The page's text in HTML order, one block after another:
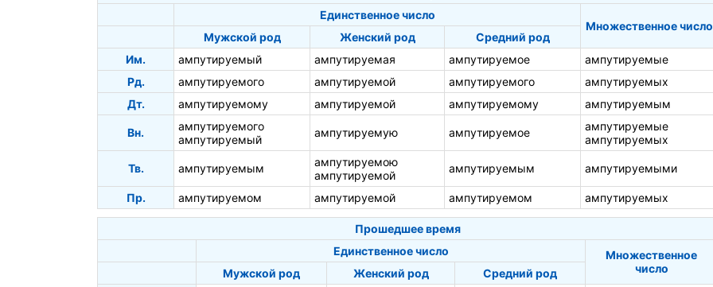
Единственное число
Множественное число
Мужской род
Женский род
Средний род
Им.
ампутируемый ампутируемая ампутируемое
ампутируемые
Рд.
ампутируемого ампутируемой ампутируемого
ампутируемых
Дт.
ампутируемому ампутируемой ампутируемому ампутируемым
Вн.
ампутируемого
ампутируемый
ампутируемую ампутируемое
ампутируемые
ампутируемых
Тв. ампутируемым
ампутируемою
ампутируемой
ампутируемым ампутируемыми
Пр. ампутируемом ампутируемой ампутируемом ампутируемых
Прошедшее время
Единственное число
Множественное
число
Мужской род Женский род
Средний род